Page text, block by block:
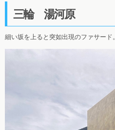
三輪 湯河原
細い坂を上ると突如出現のファサード。